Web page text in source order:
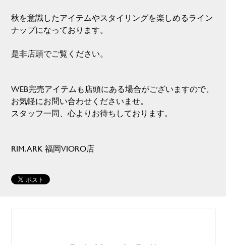
秋を意識したアイテムやスタイリングを楽しめるライン
ナップになっております。
是非店頭でご覧ください。
WEB完売アイテムも店頭にある場合がございますので、
お気軽にお問い合わせくださいませ。
スタッフ一同、心よりお待ちしております。
RIM.ARK 福岡VIORO店